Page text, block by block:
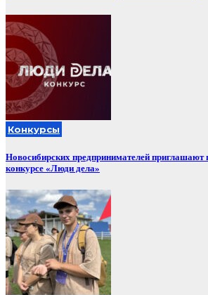
Конкурсы
Новосибирских предпринимателей приглашают
конкурсе «Люди дела»